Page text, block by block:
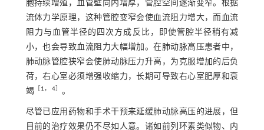
胞持续增殖，血管壁向内增厚，管腔空间逐渐变窄。根据
流体力学原理，这种管腔变窄会使血流阻力增大，而血流
阻力与血管半径的四次方成反比，即使管腔半径稍有减
小，也会导致血流阻力大幅增加。在肺动脉高压患者中，
肺动脉管腔狭窄会使肺动脉压力升高，为克服增加的后负
荷，右心室必须增强收缩力，长期可导致右心室肥厚和衰
竭
1， 4］ 。
尽管已应用药物和手术干预来延缓肺动脉高压的进展，但
目前的治疗效果仍不尽如人意。诸如前列环素类似物、内